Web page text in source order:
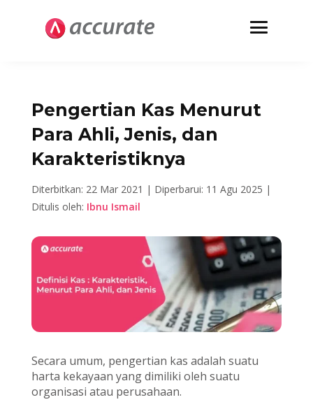
Pengertian Kas Menurut
Para Ahli, Jenis, dan
Karakteristiknya
Diterbitkan: 22 Mar 2021 | Diperbarui: 11 Agu 2025 |
Ditulis oleh: Ibnu Ismail
Secara umum, pengertian kas adalah suatu
harta kekayaan yang dimiliki oleh suatu
organisasi atau perusahaan.